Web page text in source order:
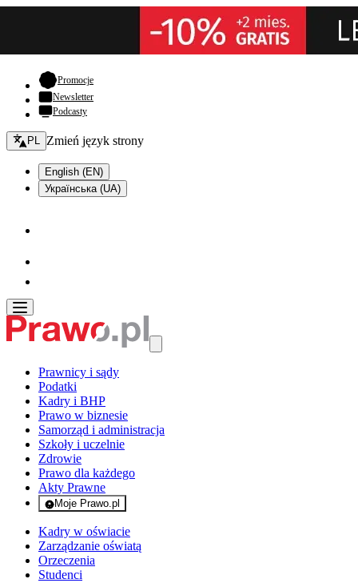
Promocje- otwiera się w nowej karcie
Newsletter
Podcasty
Zmień język - bieżący:
PL Zmień język strony
English (EN)
Українська (UA)
Prawnicy i sądy
Podatki
Kadry i BHP
Prawo w biznesie
Samorząd i administracja
Szkoły i uczelnie
Zdrowie
Prawo dla każdego
Akty Prawne
Moje Prawo.pl
- rejestracja i logowanie do serwisu
Kadry w oświacie
Zarządzanie oświatą
Orzeczenia
Studenci